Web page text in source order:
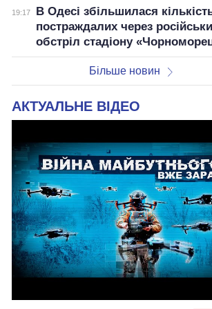
19:17
В Одесі збільшилася
постраждалих через
обстріл стадіону
Більше новин
АКТУАЛЬНЕ ВІДЕО